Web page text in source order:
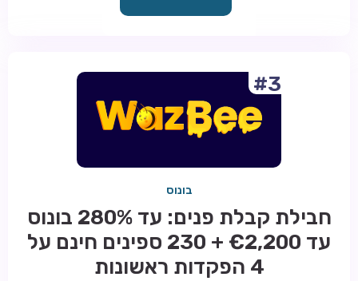
#3
בונוס
חבילת קבלת פנים: עד 280% בונוס
עד €2,200 + 230 ספינים חינם על
4 הפקדות ראשונות